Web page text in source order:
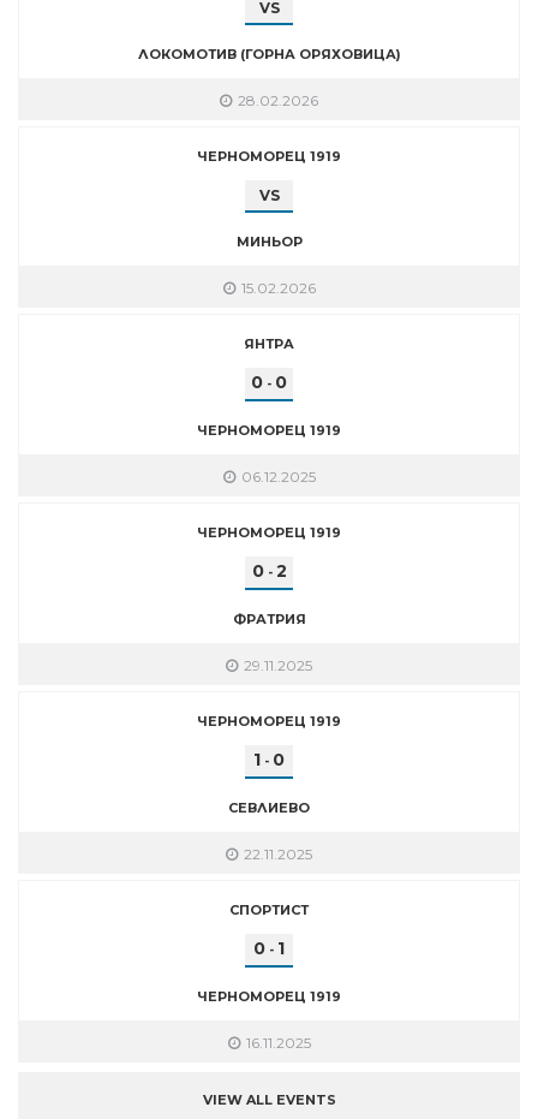
VS
ЛОКОМОТИВ (ГОРНА ОРЯХОВИЦА)
28.02.2026
ЧЕРНОМОРЕЦ 1919
VS
МИНЬОР
15.02.2026
ЯНТРА
0 - 0
ЧЕРНОМОРЕЦ 1919
06.12.2025
ЧЕРНОМОРЕЦ 1919
0- 2
ФРАТРИЯ
29.11.2025
ЧЕРНОМОРЕЦ 1919
1 - 0
СЕВЛИЕВО
22.11.2025
СПОРТИСТ
0 - 1
ЧЕРНОМОРЕЦ 1919
16.11.2025
VIEW ALL EVENTS